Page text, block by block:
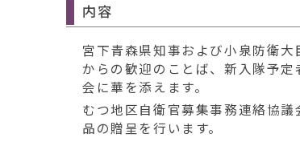
内容
宮下青森県知事および小泉防衛
からの歓迎のことば、新入隊予
会に華を添えます。
むつ地区自衛官募集事務連絡協
品の贈呈を行います。